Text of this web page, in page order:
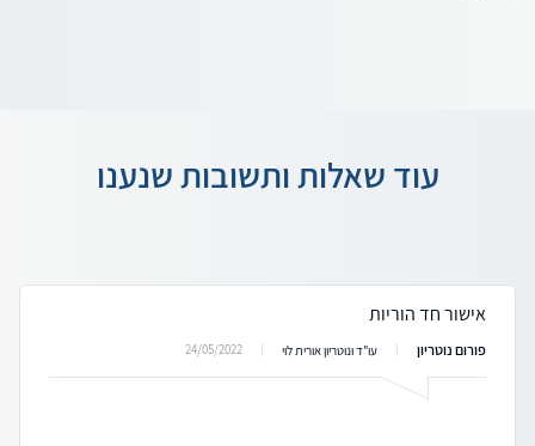
עוד שאלות ותשובות שנענו
אישור חד הוריות
פורום נוטריון עו"ד ונוטריון אורית לוי 24/05/2022